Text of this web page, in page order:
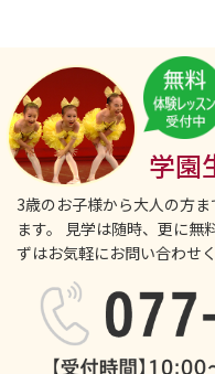
学園
3歳のお子様から大人の方
ます。
見学は随時、更に無
ずはお気軽にお問い合わせく